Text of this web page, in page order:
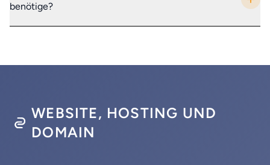
benötige?
WEBSITE, HOSTING UND
DOMAIN